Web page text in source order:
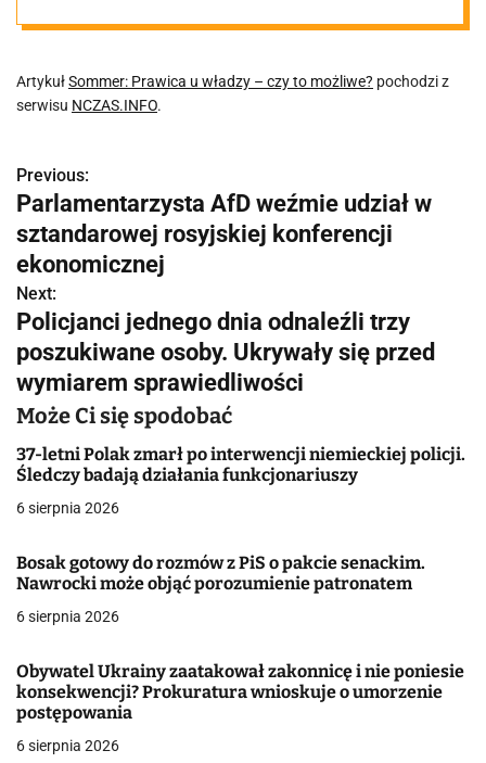
ArtykułSommer: Prawica u władzy – czy to możliwe? pochodzi z
serwisu NCZAS.INFO.
N
a
w
i
g
a
c
j
a
w
p
s
u
Previous:
Parlamentarzysta AfD weźmie udział w
sztandarowej rosyjskiej konferencji
ekonomicznej
Next:
Policjanci jednego dnia odnaleźli trzy
poszukiwane osoby. Ukrywały się przed
wymiarem sprawiedliwości
Może Ci się spodobać
37-letni Polak zmarł po interwencji niemieckiej policji.
Śledczy badają działania funkcjonariuszy
6 sierpnia 2026
Bosak gotowy do rozmów z PiS o pakcie senackim.
Nawrocki może objąć porozumienie patronatem
6 sierpnia 2026
Obywatel Ukrainy zaatakował zakonnicę i nie poniesie
konsekwencji? Prokuratura wnioskuje o umorzenie
postępowania
6 sierpnia 2026